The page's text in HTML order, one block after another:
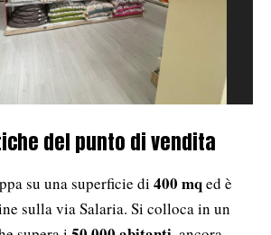
del punto di vendita
su una superficie di 400 mqed è
sulla via Salaria. Si colloca in un